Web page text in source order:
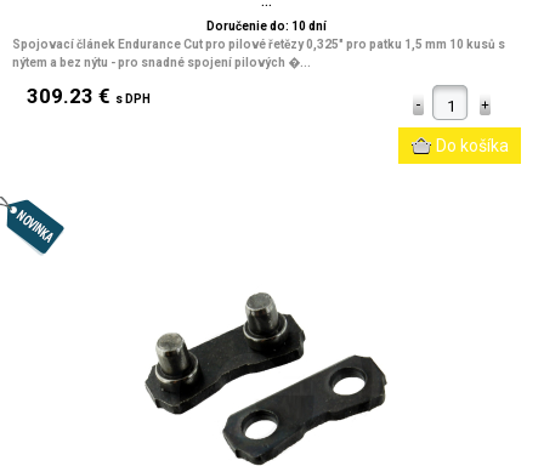
Doručenie do: 10 dní
Spojovací článek Endurance Cut pro pilové řetězy 0,325" pro patku 1,5 mm 10 kusů s
nýtem a bez nýtu - pro snadné spojení pilových �...
309.23 € s DPH